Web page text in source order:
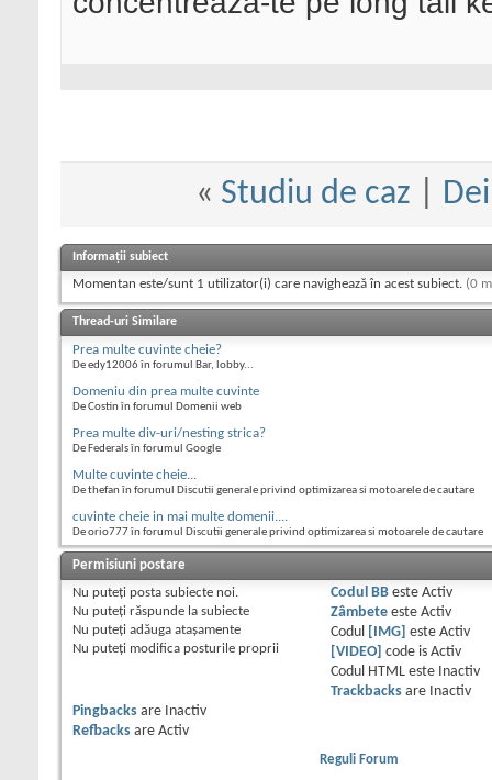
« Studiu de caz
Informații subiect
Momentan este/sunt 1 utilizator(i) care navighează în acest subiect. (0
Thread-uri Similare
Prea multe cuvinte cheie?
De edy12006 în forumul Bar, lobby...
Domeniu din prea multe cuvinte
De Costin în forumul Domenii web
Prea multe div-uri/nesting strica?
De Federals în forumul Google
Multe cuvinte cheie...
De thefan în forumul Discutii generale privind optimizarea si motoarele de cautare
cuvinte cheie in mai multe domenii....
De orio777 în forumul Discutii generale privind optimizarea si motoarele de cautare
Permisiuni postare
Nu puteţi posta subiecte noi.
Nu puteţi răspunde la subiecte
Nu puteţi adăuga ataşamente
Nu puteţi modifica posturile proprii
Codul BBeste Activ
Zâmbeteeste Activ
Codul
[IMG] este Activ
[VIDEO] code is Activ
Codul HTML este
Inactiv
Trackbacksare
Inactiv
Pingbacks are
Inactiv
Refbacks are Activ
Reguli Forum